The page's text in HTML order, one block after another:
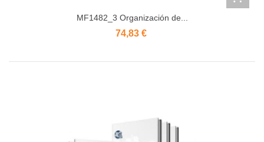
MF1482_3 Organización de...
74,83 €